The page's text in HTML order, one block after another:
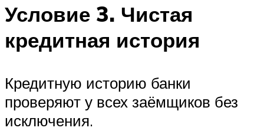
Условие 3. Чистая
кредитная история
Кредитную историю банки
проверяют у всех заёмщиков без
исключения.